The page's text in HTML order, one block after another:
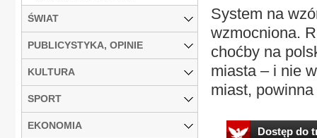
System na
wzmocniona.
choćby na
miasta – i nie
miast,
Dostęp do
ŚWIAT
PUBLICYSTYKA, OPINIE
KULTURA
SPORT
EKONOMIA